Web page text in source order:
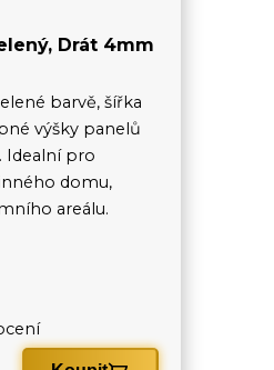
Drát 4mm
barvě, šířka
výšky panelů
Idealní pro
domu,
areálu.